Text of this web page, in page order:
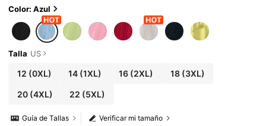
Color: Azul
Talla US
12 (0XL) 14 (1XL) 16(2XL) 18(3XL)
20(4XL) 22 (5XL)
Verificar mi tamaño
Guía de Tallas